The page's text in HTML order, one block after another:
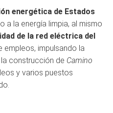
energética de Estados
a la energía limpia, al mismo
de la red eléctrica del
empleos, impulsando la
construcción de Camino
y varios puestos